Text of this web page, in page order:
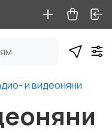
и видеоняни